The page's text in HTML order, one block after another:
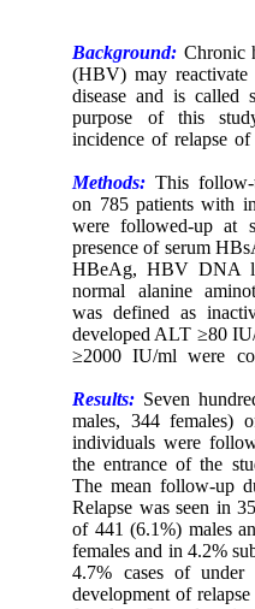
Background:
(HBV) may
disease and is
purpose of this
incidence of relapse
Methods:This
on 785 patients with
were followed-up
presence of serum
HBeAg, HBV DNA
normal alanine
was defined as
developed ALT ≥80
≥2000 IU/ml were
Results: Seven
males, 344
individuals were
the entrance of the
The mean follow-up
Relapse was seen in
of 441 (6.1%) males
females and in 4.2%
4.7% cases of
development of